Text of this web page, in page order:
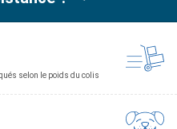
selon le poids du colis